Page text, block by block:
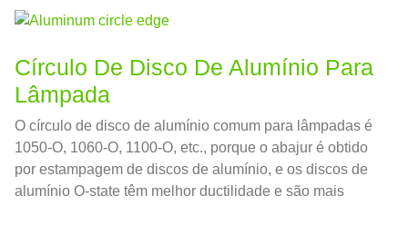
Círculo De Disco De Alumínio Para
Lâmpada
O círculo de disco de alumínio comum para lâmpadas é
1050-O, 1060-O, 1100-O, etc., porque o abajur é obtido
por estampagem de discos de alumínio, e os discos de
alumínio O-state têm melhor ductilidade e são mais